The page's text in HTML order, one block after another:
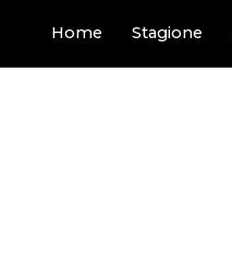
Home Stagione